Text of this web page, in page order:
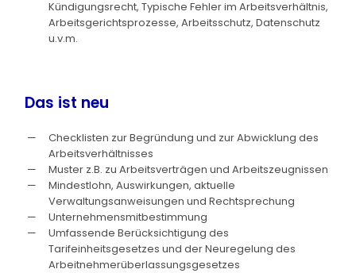
Kündigungsrecht, Typische Fehler im Arbeitsverhältnis,
Arbeitsgerichtsprozesse, Arbeitsschutz, Datenschutz
u.v.m.
Das ist neu
Checklisten zur Begründung und zur Abwicklung des
Arbeitsverhältnisses
Muster z.B. zu Arbeitsverträgen und Arbeitszeugnissen
Mindestlohn, Auswirkungen, aktuelle
Verwaltungsanweisungen und Rechtsprechung
Unternehmensmitbestimmung
Umfassende Berücksichtigung des
Tarifeinheitsgesetzes und der Neuregelung des
Arbeitnehmerüberlassungsgesetzes